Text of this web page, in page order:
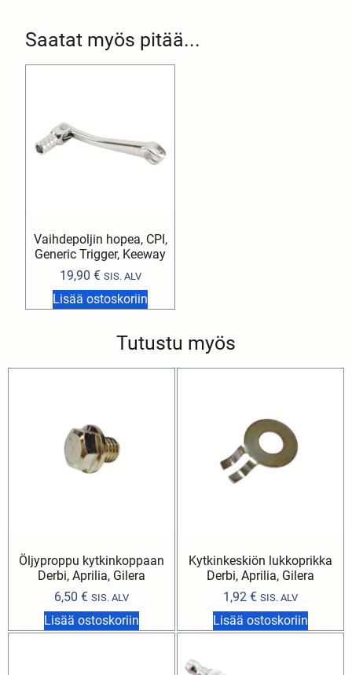
Saatat myös pitää...
Vaihdepoljin hopea, CPI,
Generic Trigger, Keeway
19,90 € SIS. ALV
Lisää ostoskoriin
Tutustu myös
Öljyproppu kytkinkoppaan
Derbi, Aprilia, Gilera
6,50 € SIS. ALV
Lisää ostoskoriin
Kytkinkeskiön lukkoprikka
Derbi, Aprilia, Gilera
1,92 € SIS. ALV
Lisää ostoskoriin